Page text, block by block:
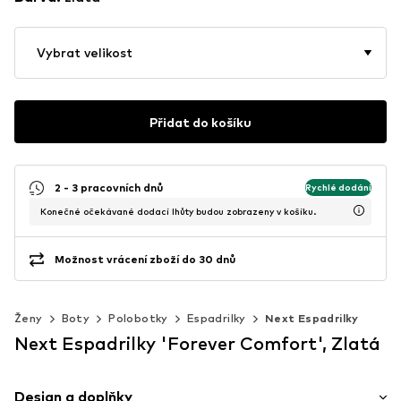
Vybrat velikost
Přidat do košíku
2 - 3 pracovních dnů Rychlé dodání
Konečné očekávané dodací lhůty budou zobrazeny v košíku.
Možnost vrácení zboží do 30 dnů
Ženy Boty Polobotky Espadrilky Next Espadrilky
Next Espadrilky 'Forever Comfort', Zlatá
Design a doplňky